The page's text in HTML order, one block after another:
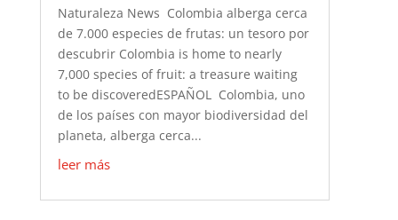
Naturaleza News Colombia alberga cerca
de 7.000 especies de frutas: un tesoro por
descubrir Colombia is home to nearly
7,000 species of fruit: a treasure waiting
to be discoveredESPAÑOL Colombia, uno
de los países con mayor biodiversidad del
planeta, alberga cerca...
leer más